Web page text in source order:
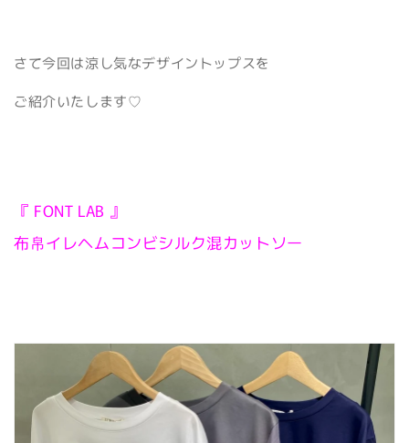
さて今回は涼し気なデザイントップスを
ご紹介いたします♡
『 FONT LAB 』
布帛イレヘムコンビシルク混カットソー